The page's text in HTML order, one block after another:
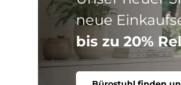
Drei
Stuhl.
Bürostuhl finden